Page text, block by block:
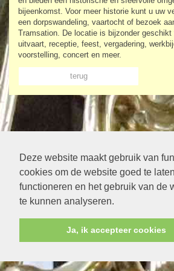
Deze website maakt gebruik van
cookies om de website goed te laten
functioneren en het gebruik van de
te kunnen analyseren.
Ja, ik accepteer cookies
bijeenkomst. Voor meer historie kunt u uw
een dorpswandeling, vaartocht of bezoek
Tramsation. De locatie is bijzonder geschikt
uitvaart, receptie, feest, vergadering,
voorstelling, concert en meer.
terug